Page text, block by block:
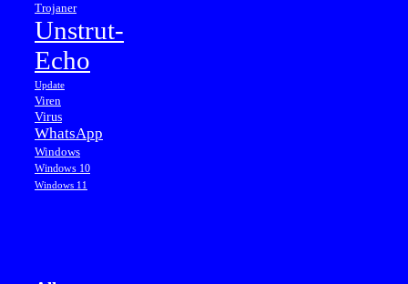
Trojaner
Unstrut-
Echo
Update
Viren
Virus
WhatsApp
Windows
Windows 10
Windows 11